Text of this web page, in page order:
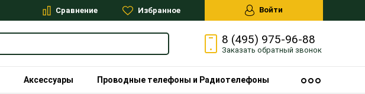
Сравнение Избранное Войти
8 (495) 975-96-88
Заказать обратный звонок
Аксессуары Проводные телефоны и Радиотелефоны